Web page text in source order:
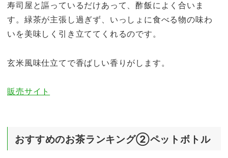
寿司屋と謳っているだけあって、酢飯によく合いま
す。緑茶が主張し過ぎず、いっしょに食べる物の味わ
いを美味しく引き立ててくれるのです。
玄米風味仕立てで香ばしい香りがします。
販売サイト
おすすめのお茶ランキング②ペットボトル